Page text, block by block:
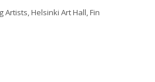
Helsinki Art Hall, Fin